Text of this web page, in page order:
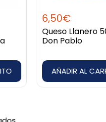
6,50€
Queso Llanero
Don Pablo
AÑADIR AL